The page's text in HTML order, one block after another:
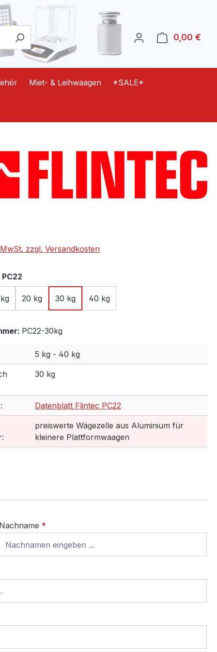
0,00 €
Miet- & Leihwaagen *SALE*
zzgl. Versandkosten
20 kg 30 kg 40 kg
PC22-30kg
5 kg - 40 kg
30 kg
Datenblatt Flintec PC22
preiswerte Wägezelle aus Aluminium für
kleinere Plattformwaagen
Nachname *